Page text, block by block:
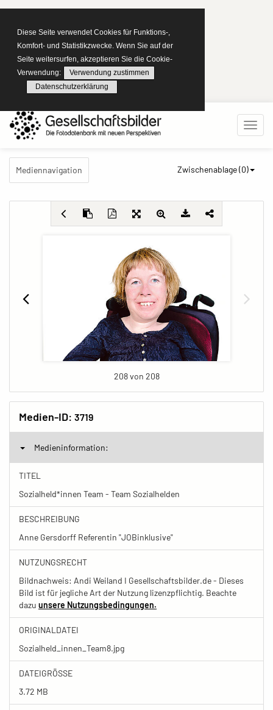
Diese Seite verwendet Cookies für Funktions-,
Komfort- und Statistikzwecke. Wenn Sie auf der
Seite weitersurfen, akzeptieren Sie die Cookie-
Verwendung:
Verwendung zustimmen
Datenschutzerklärung
Mediennavigation Zwischenablage (0)
208 von 208
Medien-ID: 3719
Medieninformation:
TITEL
Sozialheld*innen Team - Team Sozialhelden
BESCHREIBUNG
Anne Gersdorff Referentin "JOBinklusive"
NUTZUNGSRECHT
Bildnachweis: Andi Weiland I Gesellschaftsbilder.de - Dieses
Bild ist für jegliche Art der Nutzung lizenzpflichtig. Beachte
dazu unsere Nutzungsbedingungen.
ORIGINALDATEI
Sozialheld_innen_Team8.jpg
DATEIGRÖSSE
3.72 MB